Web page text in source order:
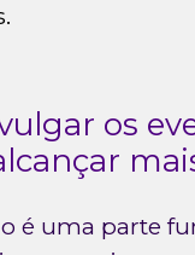
os
é uma parte